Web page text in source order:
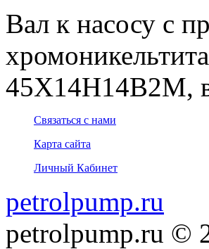
Вал к насосу с
45Х14Н14В2М, в
Связаться с нами
Карта сайта
Личный Кабинет
petrolpump.ru
petrolpump.ru ©